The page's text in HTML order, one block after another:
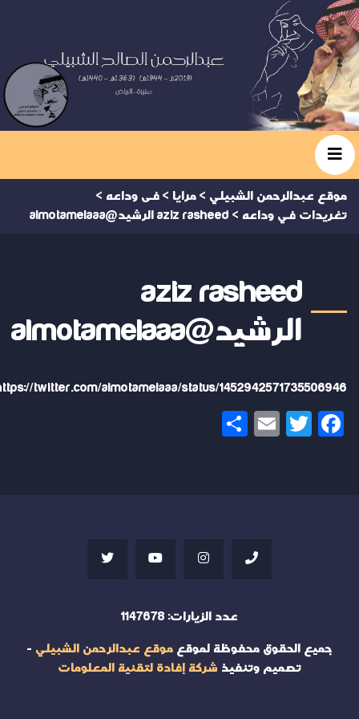
موقع عبدالرحمن الشبيلي > مرايا > فى وداعه >
تغريدات في وداعه > aziz rasheed الرشيد@almotamelaaa
aziz rasheed
الرشيد@almotamelaaa
twitter.com/almotamelaaa/status/1452942571735506946
Facebook
Twitter
Email
عدد الزيارات: 1147678
جميع الحقوق محفوظة لموقعموقع عبدالرحمن الشبيلي -
تصميم وتنفيذ شركة إفادة لتقنية المعلومات